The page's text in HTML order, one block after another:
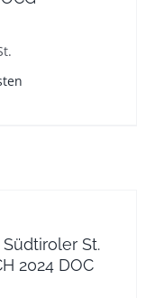
St.
2024 DOC